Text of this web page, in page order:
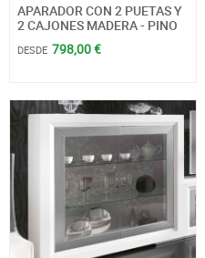
APARADOR CON 2 PUETAS Y
2 CAJONES MADERA - PINO
DESDE 798,00 €